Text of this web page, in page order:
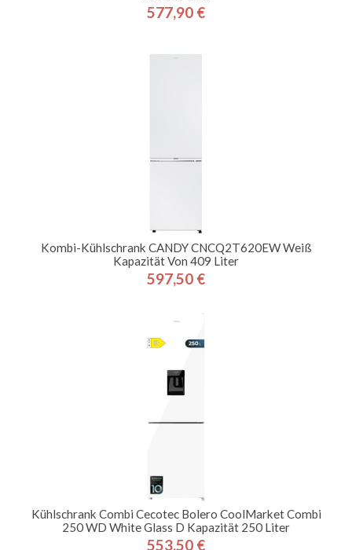
Preis
577,90 €
Kombi-Kühlschrank CANDY CNCQ2T620EW Weiß
Kapazität Von 409 Liter
Preis
597,50 €
Kühlschrank Combi Cecotec Bolero CoolMarket Combi
250 WD White Glass D Kapazität 250 Liter
553,50 €